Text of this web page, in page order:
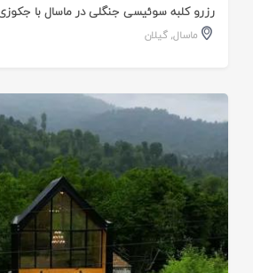
رزرو کلبه سوئیسی جنگلی در ماسال با
ماسال,گیلان